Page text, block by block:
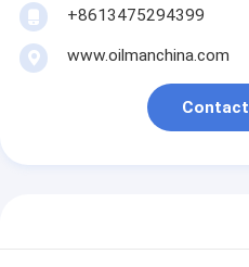
+8613475294399
www.oilmanchina.com